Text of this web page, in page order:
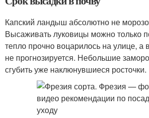
Капский ландыш абсолютно не
Высаживать луковицы можно только
тепло прочно воцарилось на улице, а
не прогнозируется. Небольшие
сгубить уже наклюнувшиеся росточки.